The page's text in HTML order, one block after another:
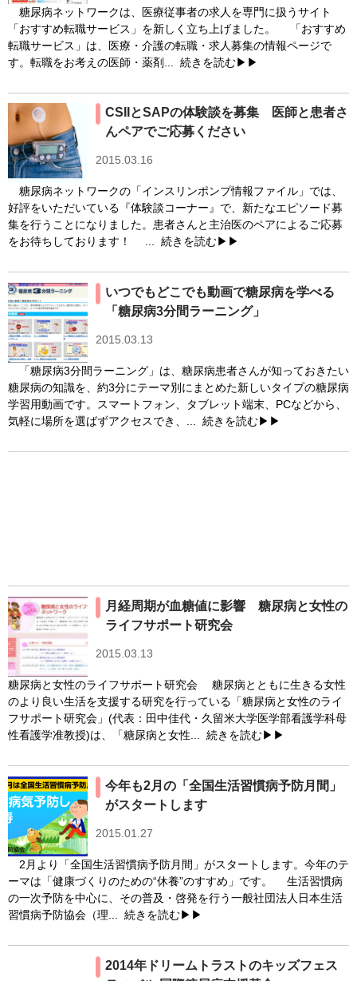
糖尿病ネットワークは、医療従事者の求人を専門に扱うサイト
「おすすめ転職サービス」を新しく立ち上げました。 「おすすめ
転職サービス」は、医療・介護の転職・求人募集の情報ページで
す。転職をお考えの医師・薬剤... 続きを読む▶▶
CSIIとSAPの体験談を募集 医師と患者さ
んペアでご応募ください
2015.03.16
糖尿病ネットワークの「インスリンポンプ情報ファイル」では、
好評をいただいている『体験談コーナー』で、新たなエピソード募
集を行うことになりました。患者さんと主治医のペアによるご応募
をお待ちしております！ ... 続きを読む▶▶
いつでもどこでも動画で糖尿病を学べる
「糖尿病3分間ラーニング」
2015.03.13
「糖尿病3分間ラーニング」は、糖尿病患者さんが知っておきたい
糖尿病の知識を、約3分にテーマ別にまとめた新しいタイプの糖尿病
学習用動画です。スマートフォン、タブレット端末、PCなどから、
気軽に場所を選ばずアクセスでき、... 続きを読む▶▶
月経周期が血糖値に影響 糖尿病と女性の
ライフサポート研究会
2015.03.13
糖尿病と女性のライフサポート研究会 糖尿病とともに生きる女性
のより良い生活を支援する研究を行っている「糖尿病と女性のライ
フサポート研究会」(代表：田中佳代・久留米大学医学部看護学科母
性看護学准教授)は、「糖尿病と女性... 続きを読む▶▶
今年も2月の「全国生活習慣病予防月間」
がスタートします
2015.01.27
2月より「全国生活習慣病予防月間」がスタートします。今年のテ
ーマは「健康づくりのための“休養”のすすめ」です。 生活習慣病
の一次予防を中心に、その普及・啓発を行う一般社団法人日本生活
習慣病予防協会（理... 続きを読む▶▶
2014年ドリームトラストのキッズフェス